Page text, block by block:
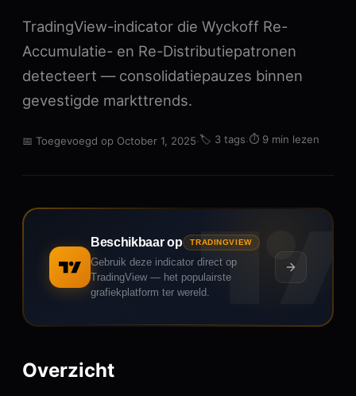
TradingView-indicator die Wyckoff Re-
Accumulatie- en Re-Distributiepatronen
detecteert — consolidatiepauzes binnen
gevestigde markttrends.
📅 Toegevoegd op October 1, 2025·🏷️ 3 tags·⏱️ 9 min lezen
Beschikbaar op TRADINGVIEW
Gebruik deze indicator direct op
TradingView — het populairste
grafiekplatform ter wereld.
Overzicht